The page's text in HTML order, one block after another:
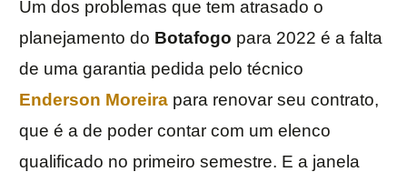
Um dos problemas que tem atrasado o
planejamento do Botafogo para 2022 é a falta
de uma garantia pedida pelo técnico
Enderson Moreira para renovar seu contrato,
que é a de poder contar com um elenco
qualificado no primeiro semestre. E a janela